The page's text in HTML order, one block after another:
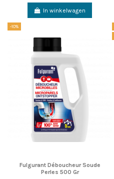
In winkelwagen
-10%
Fulgurant Déboucheur Soude
Perles 500 Gr